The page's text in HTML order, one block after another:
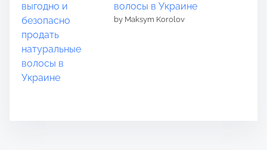
волосы в Украине
by Maksym Korolov